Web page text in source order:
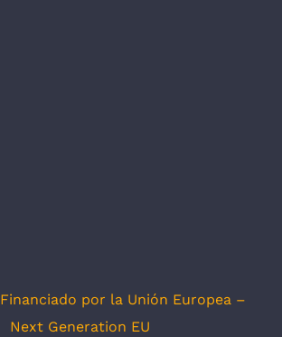
Financiado por la Unión Europea –
Next Generation EU